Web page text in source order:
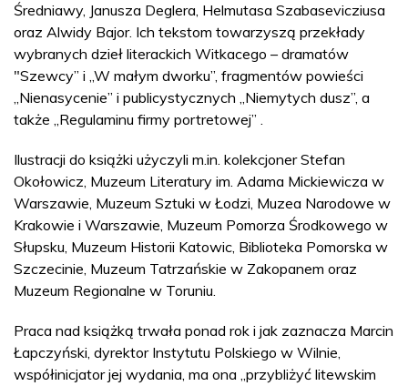
Średniawy, Janusza Deglera, Helmutasa Szabasevicziusa
oraz Alwidy Bajor. Ich tekstom towarzyszą przekłady
wybranych dzieł literackich Witkacego – dramatów
"Szewcy” i „W małym dworku”, fragmentów powieści
„Nienasycenie” i publicystycznych „Niemytych dusz”, a
także „Regulaminu firmy portretowej” .
Ilustracji do książki użyczyli m.in. kolekcjoner Stefan
Okołowicz, Muzeum Literatury im. Adama Mickiewicza w
Warszawie, Muzeum Sztuki w Łodzi, Muzea Narodowe w
Krakowie i Warszawie, Muzeum Pomorza Środkowego w
Słupsku, Muzeum Historii Katowic, Biblioteka Pomorska w
Szczecinie, Muzeum Tatrzańskie w Zakopanem oraz
Muzeum Regionalne w Toruniu.
Praca nad książką trwała ponad rok i jak zaznacza Marcin
Łapczyński, dyrektor Instytutu Polskiego w Wilnie,
współinicjator jej wydania, ma ona „przybliżyć litewskim